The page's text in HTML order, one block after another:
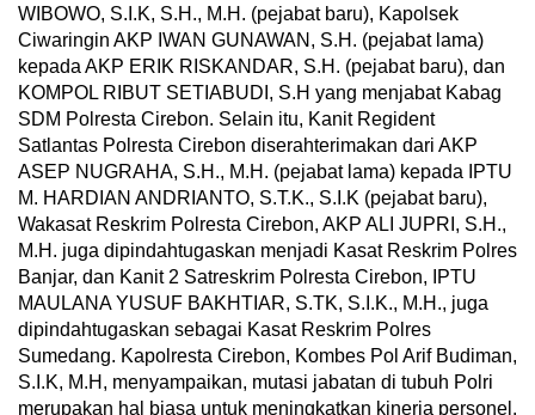
WIBOWO, S.I.K, S.H., M.H. (pejabat baru), Kapolsek
Ciwaringin AKP IWAN GUNAWAN, S.H. (pejabat lama)
kepada AKP ERIK RISKANDAR, S.H. (pejabat baru), dan
KOMPOL RIBUT SETIABUDI, S.H yang menjabat Kabag
SDM Polresta Cirebon. Selain itu, Kanit Regident
Satlantas Polresta Cirebon diserahterimakan dari AKP
ASEP NUGRAHA, S.H., M.H. (pejabat lama) kepada IPTU
M. HARDIAN ANDRIANTO, S.T.K., S.I.K (pejabat baru),
Wakasat Reskrim Polresta Cirebon, AKP ALI JUPRI, S.H.,
M.H. juga dipindahtugaskan menjadi Kasat Reskrim Polres
Banjar, dan Kanit 2 Satreskrim Polresta Cirebon, IPTU
MAULANA YUSUF BAKHTIAR, S.TK, S.I.K., M.H., juga
dipindahtugaskan sebagai Kasat Reskrim Polres
Sumedang. Kapolresta Cirebon, Kombes Pol Arif Budiman,
S.I.K, M.H, menyampaikan, mutasi jabatan di tubuh Polri
merupakan hal biasa untuk meningkatkan kinerja personel.